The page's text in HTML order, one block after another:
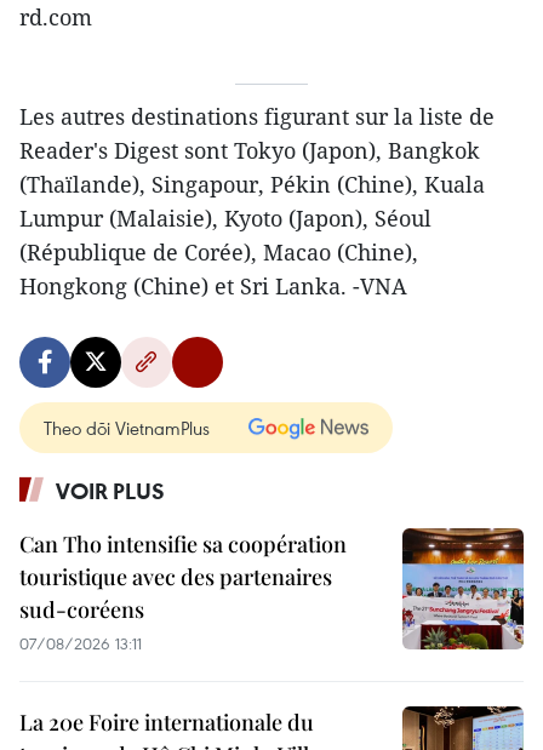
rd.com
Les autres destinations figurant sur la liste de
Reader's Digest sont Tokyo (Japon), Bangkok
(Thaïlande), Singapour, Pékin (Chine), Kuala
Lumpur (Malaisie), Kyoto (Japon), Séoul
(République de Corée), Macao (Chine),
Hongkong (Chine) et Sri Lanka. -VNA
Theo dõi VietnamPlus
VOIR PLUS
Can Tho intensifie sa coopération
touristique avec des partenaires
sud-coréens
07/08/2026 13:11
La 20e Foire internationale du